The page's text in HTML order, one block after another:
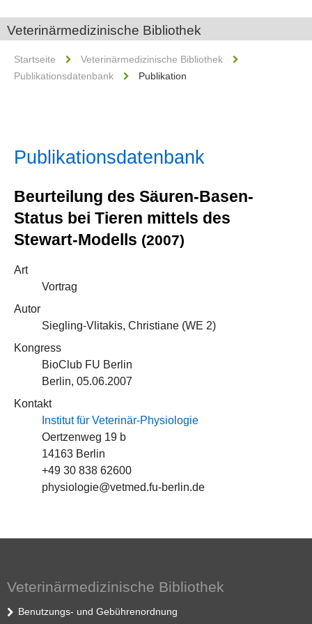
Veterinärmedizinische Bibliothek
Startseite
Veterinärmedizinische Bibliothek
Publikationsdatenbank
Publikation
Publikationsdatenbank
Beurteilung des Säuren-Basen-
Status bei Tieren mittels des
Stewart-Modells (2007)
Art
Vortrag
Autor
Siegling-Vlitakis, Christiane (WE 2)
Kongress
BioClub FU Berlin
Berlin, 05.06.2007
Kontakt
Institut für Veterinär-Physiologie
Oertzenweg 19 b
14163 Berlin
+49 30 838 62600
physiologie@vetmed.fu-berlin.de
Veterinärmedizinische Bibliothek
Benutzungs- und Gebührenordnung